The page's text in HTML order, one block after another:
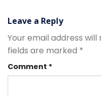
Leave a Reply
Your email address
fields are marked *
Comment *